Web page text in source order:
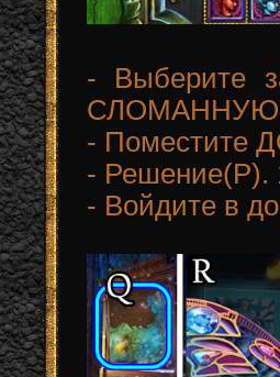
- Выберите
СЛОМАННУЮ
- Поместите
- Решение(P).
- Войдите в